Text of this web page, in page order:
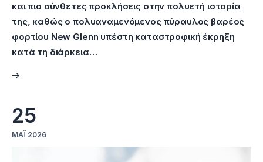
και πιο σύνθετες προκλήσεις στην πολυετή ιστορία
της, καθώς ο πολυαναμενόμενος πύραυλος βαρέος
φορτίου New Glenn υπέστη καταστροφική έκρηξη
κατά τη διάρκεια…
25
ΜΆΙ 2026